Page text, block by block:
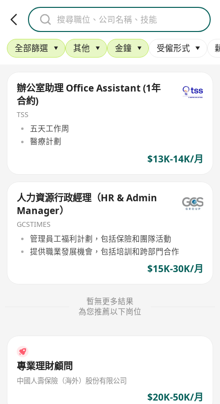
全部篩選 其他 金鐘 受僱形式
辦公室助理 Office Assistant (1年
合約)
TSS
五天工作周
醫療計劃
$13K-14K/月
人力資源行政經理（HR & Admin
Manager）
GCSTIMES
管理員工福利計劃，包括保險和團隊活動
提供職業發展機會，包括培訓和跨部門合作
$15K-30K/月
暫無更多結果
為您推薦以下崗位
專業理財顧問
中國人壽保險（海外）股份有限公司
$20K-50K/月